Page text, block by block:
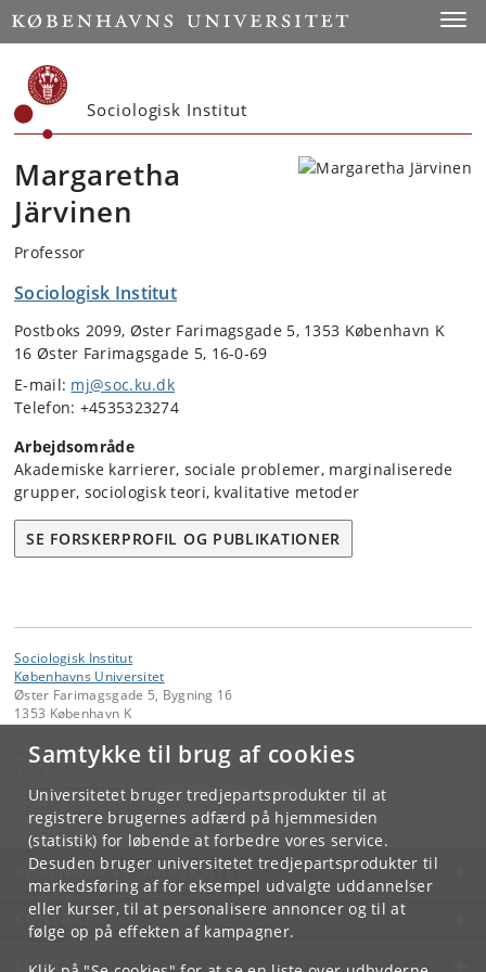
Samtykke til brug af cookies
Universitetet bruger tredjepartsprodukter til at
registrere brugernes adfærd på hjemmesiden
(statistik) for løbende at forbedre vores service.
Desuden bruger universitetet tredjepartsprodukter til
markedsføring af for eksempel udvalgte uddannelser
eller kurser, til at personalisere annoncer og til at
følge op på effekten af kampagner.
Start
Sociologisk Institut
Margaretha
Järvinen
Professor
Sociologisk Institut
Postboks 2099, Øster Farimagsgade 5, 1353 København K
16 Øster Farimagsgade 5, 16-0-69
E-mail: mj@soc.ku.dk
Telefon: +4535323274
Arbejdsområde
Akademiske karrierer, sociale problemer, marginaliserede
grupper, sociologisk teori, kvalitative metoder
SE FORSKERPROFIL OG PUBLIKATIONER
Sociologisk Institut
Københavns Universitet
Øster Farimagsgade 5, Bygning 16
1353 København K
Kontakt:
Trine Larsen
trine. larsen@soc.ku .dk
KØBENHAVNS UNIVERSITET
KONTAKT
SERVICES